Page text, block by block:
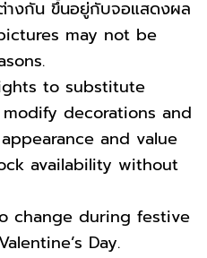
างกัน ขึ้นอยู่กับจอแสดงผล
may not be
to substitute
decorations and
and value
availability without
change during festive
Day.